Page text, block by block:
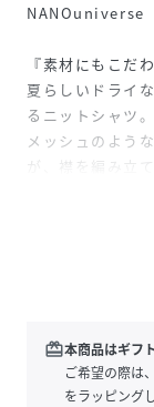
NANOuniverse
『素材にもこだ
夏らしいドライ
るニットシャツ。
メッシュのよう
が、襟を編み立
ドなカラーのイ
めるニットシャツ
・編地の編み方
・襟を編み立て
redeem本商品はギフ
ご希望の際は
をラッピング